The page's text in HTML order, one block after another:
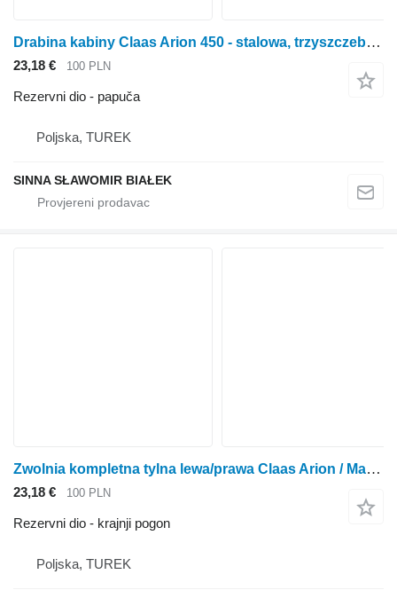
Drabina kabiny Claas Arion 450 - stalowa, trzyszczeblowa papuča za Claas Arion 450 traktora točkaša
23,18 € 100 PLN
Rezervni dio - papuča
Poljska, TUREK
SINNA SŁAWOMIR BIAŁEK
Zwolnia kompletna tylna lewa/prawa Claas Arion / Massey Ferguson krajnji pogon za Claas Arion / Massey Ferguson traktora točkaša
23,18 € 100 PLN
Rezervni dio - krajnji pogon
Poljska, TUREK